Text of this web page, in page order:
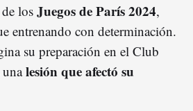
los Juegos de París 2024,
entrenando con determinación.
su preparación en el Club
lesión que afectó su